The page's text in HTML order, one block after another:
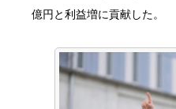
億円と利益増に貢献した。